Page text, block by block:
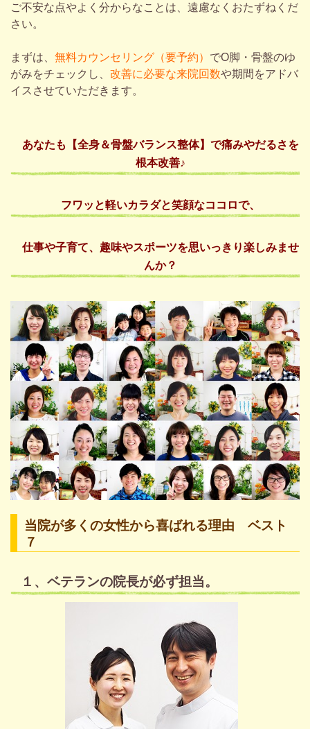
ご不安な点やよく分からなことは、遠慮なくおたずねくだ
さい。
まずは、 無料カウンセリング（要予約） でO脚・骨盤のゆ
がみをチェックし、 改善に必要な来院回数や期間をアドバ
イスさせていただきます。
あなた も【全身＆骨盤バランス整体】で痛みやだるさを
根本改善♪
フワッ と軽いカラダと笑顔なココロで、
仕事や子育て、趣味やスポーツを思いっきり楽しみませ
んか？
当院が多くの女性から喜ばれる理由 ベスト
７
１、ベテランの院長が必ず担当。